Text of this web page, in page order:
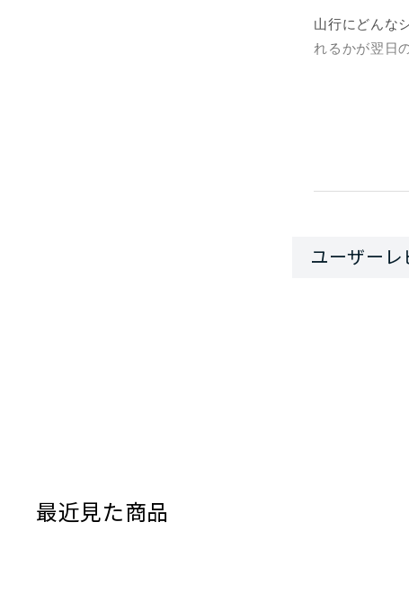
山行にどんな
れるかが翌日
増やしたりシ
僕の場合は
が一枚あるだ
んでしまえば
細かな工夫が
最近見た商品